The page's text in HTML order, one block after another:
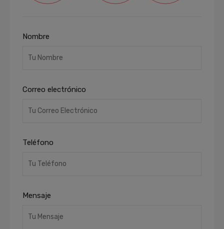
Nombre
Correo electrónico
Teléfono
Mensaje